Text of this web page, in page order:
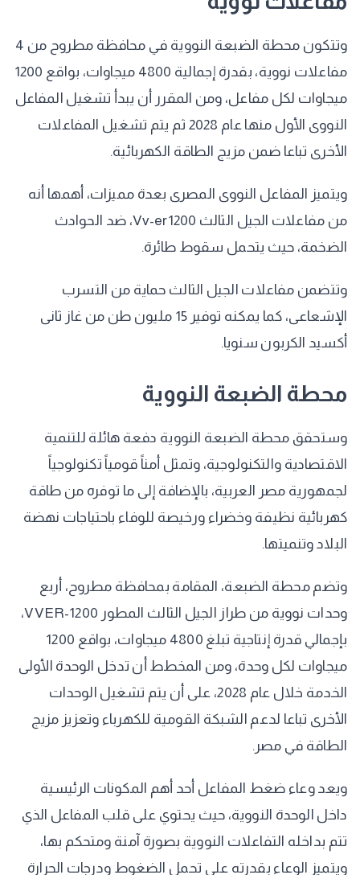
وتتكون محطة الضبعة النووية في محافظة مطروح من 4
مفاعلات نووية، بقدرة إجمالية 4800 ميجاوات، بواقع 1200
ميجاوات لكل مفاعل، ومن المقرر أن يبدأ تشغيل المفاعل
النووى الأول منها عام 2028 ثم يتم تشغيل المفاعلات
الأخرى تباعا ضمن مزيج الطاقة الكهربائية.
ويتميز المفاعل النووى المصرى بعدة مميزات، أهمها أنه
من مفاعلات الجيل الثالث Vv-er1200، ضد الحوادث
الضخمة، حيث يتحمل سقوط طائرة.
وتتضمن مفاعلات الجيل الثالث حماية من التسرب
الإشعاعى، كما يمكنه توفير 15 مليون طن من غاز ثانى
أكسيد الكربون سنويا.
محطة الضبعة النووية
وستحقق محطة الضبعة النووية دفعة هائلة للتنمية
الاقتصادية والتكنولوجية، وتمثل أمناً قومياً تكنولوجياً
لجمهورية مصر العربية، بالإضافة إلى ما توفره من طاقة
كهربائية نظيفة وخضراء ورخيصة للوفاء باحتياجات نهضة
البلاد وتنميتها.
وتضم محطة الضبعة، المقامة بمحافظة مطروح، أربع
وحدات نووية من طراز الجيل الثالث المطور VVER-1200،
بإجمالي قدرة إنتاجية تبلغ 4800 ميجاوات، بواقع 1200
ميجاوات لكل وحدة، ومن المخطط أن تدخل الوحدة الأولى
الخدمة خلال عام 2028، على أن يتم تشغيل الوحدات
الأخرى تباعا لدعم الشبكة القومية للكهرباء وتعزيز مزيج
الطاقة في مصر.
ويعد وعاء ضغط المفاعل أحد أهم المكونات الرئيسية
داخل الوحدة النووية، حيث يحتوي على قلب المفاعل الذي
تتم بداخله التفاعلات النووية بصورة آمنة ومتحكم بها،
ويتميز الوعاء بقدرته على تحمل الضغوط ودرجات الحرارة